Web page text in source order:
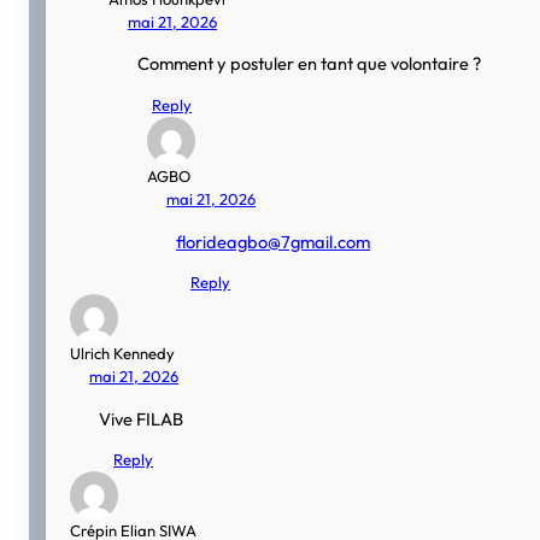
mai 21, 2026
Comment y postuler en tant que volontaire ?
Reply
AGBO
mai 21, 2026
florideagbo@7gmail.com
Reply
Ulrich Kennedy
mai 21, 2026
Vive FILAB
Reply
Crépin Elian SIWA